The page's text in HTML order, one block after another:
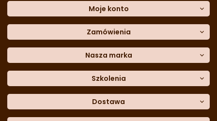
Sklep stacjonarny
Formularz kontaktowy
Blog
telefon:601 767 272
Polityka prywatności
Polityka cookies
Polityka reklamacji
Polityka zwrotów
Dostępność cyfrowa
Moje konto
Moje dane
Historia zamówień
Lista ulubionych
Moje rabaty
Zamówienia
Metody płatności
Dane do przelewu
Formularzreklamacji
Formularzzwrotu
Nasza marka
Trio Gelato
CDN
Szkolenia
Academy of Baker Arts
Dostawa